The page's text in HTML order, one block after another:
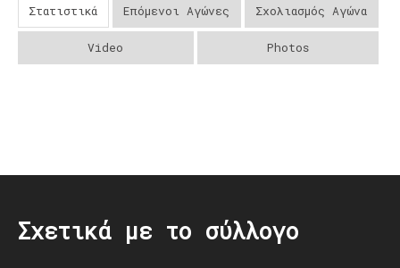
Στατιστικά Επόμενοι Αγώνες Σχολιασμός Αγώνα
Video Photos
Σχετικά με το σύλλογο